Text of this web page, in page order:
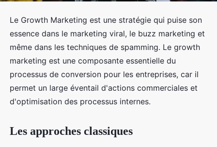
Le Growth Marketing est une stratégie qui puise son
essence dans le marketing viral, le buzz marketing et
même dans les techniques de spamming. Le growth
marketing est une composante essentielle du
processus de conversion pour les entreprises, car il
permet un large éventail d'actions commerciales et
d'optimisation des processus internes.
Les approches classiques